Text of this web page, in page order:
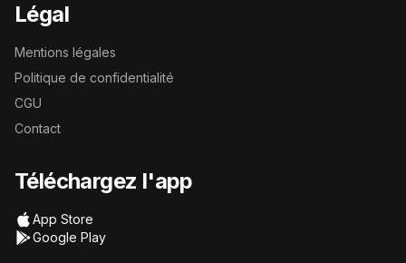
Légal
Mentions légales
Politique de confidentialité
CGU
Contact
Téléchargez l'app
App Store
Google Play